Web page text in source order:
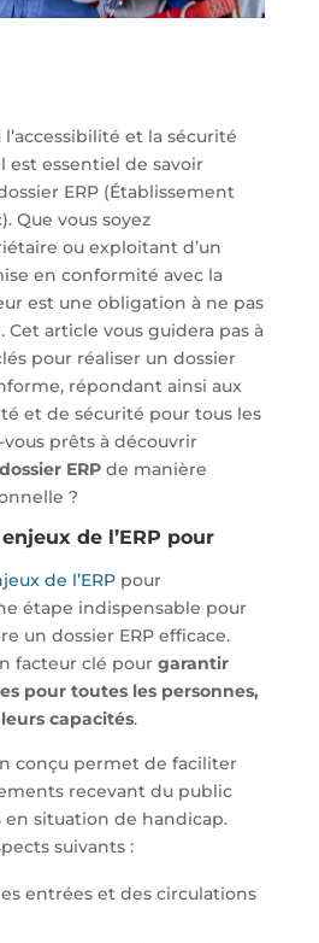
et la sécurité
est essentiel de savoir
ERP (Établissement
Que vous soyez
ou exploitant d’un
en conformité avec la
est une obligation à ne pas
Cet article vous guidera pas à
pour réaliser un dossier
répondant ainsi aux
et de sécurité pour tous les
vous prêts à découvrir
ERPde manière
?
de l’ERP pour
de l’ERPpour
étape indispensable pour
un dossier ERP efficace.
facteur clé pourgarantir
pour toutes les personnes,
capacités.
conçu permet de faciliter
recevant du public
en situation de handicap.
suivants :
entrées et des circulations